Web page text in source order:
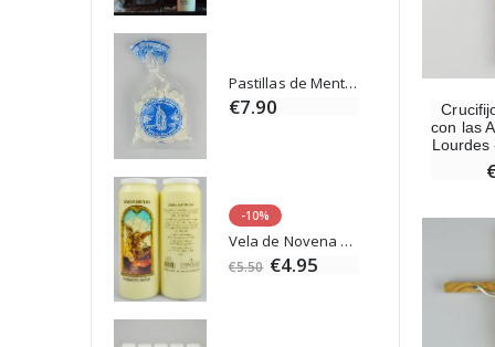
con las
Lourdes
Pastillas de Menta con Agua de Lourdes - 130 gramos
€7.90
-10%
Vela de Novena a San Miguel Contra el Mal - 17,5cm
€5.50 €4.95